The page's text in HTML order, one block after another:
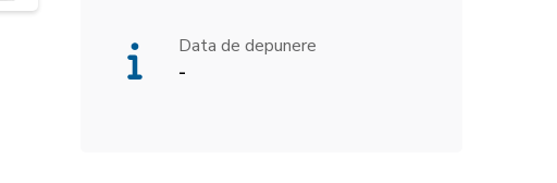
Data de depunere
-